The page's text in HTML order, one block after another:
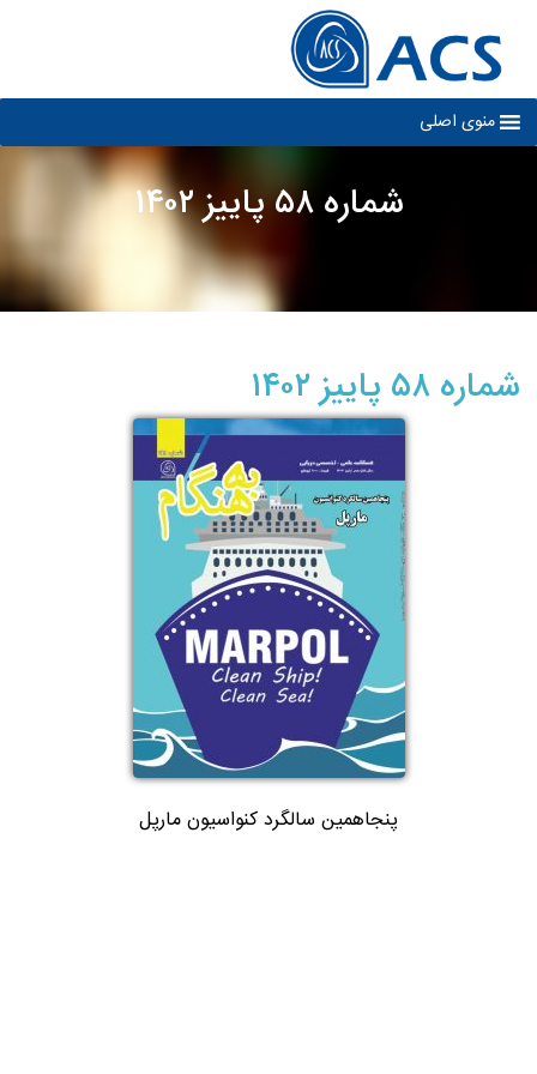
content
منوی اصلی
شماره ۵۸ پاییز ۱۴۰۲
شماره ۵۸ پاییز ۱۴۰۲
پنجاهمین سالگرد کنواسیون مارپل